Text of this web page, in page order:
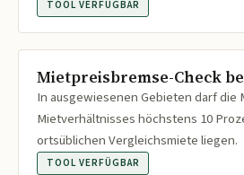
TOOL VERFÜGBAR
Mietpreisbremse-Check
In ausgewiesenen Gebieten darf die
Mietverhältnisses höchstens 10
ortsüblichen Vergleichsmiete liegen.
TOOL VERFÜGBAR